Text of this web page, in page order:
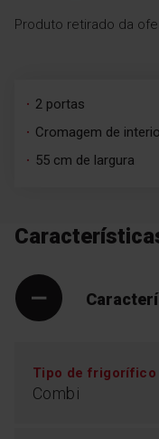
Produto retirado da
2 portas
Cromagem de
55 cm de largura
Tipo de frigorífico
Combi